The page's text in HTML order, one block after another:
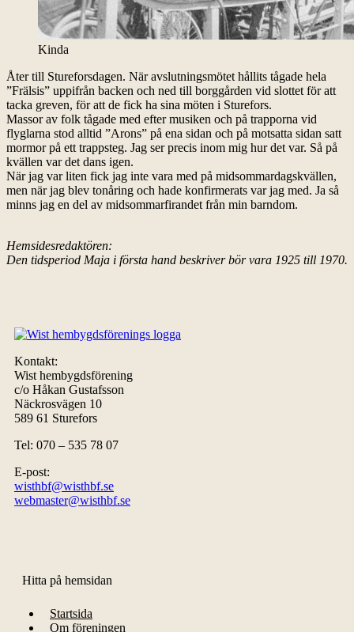
Kinda
Åter till Stureforsdagen. När avslutningsmötet hållits tågade hela
”Frälsis” uppifrån backen och ned till borggården vid slottet för att
tacka greven, för att de fick ha sina möten i Sturefors.
Massor av folk tågade med efter musiken och på trapporna vid
flyglarna stod alltid ”Arons” på ena sidan och på motsatta sidan satt
mormor på ett trappsteg. Jag ser precis inom mig hur det var. Så på
kvällen var det dans igen.
När jag var liten fick jag inte vara med på midsommardagskvällen,
men när jag blev tonåring och hade konfirmerats var jag med. Ja så
minns jag en del av midsommarfirandet från min barndom.
Hemsidesredaktören:
Den tidsperiod Maja i första hand beskriver bör vara 1925 till 1970.
Kontakt:
Wist hembygdsförening
c/o Håkan Gustafsson
Näckrosvägen 10
589 61 Sturefors
Tel: 070 – 535 78 07
E-post:
wisthbf@wisthbf.se
webmaster@wisthbf.se
Hitta på hemsidan
Startsida
Om föreningen